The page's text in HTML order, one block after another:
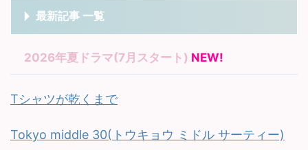
最新記事 一覧
2026年夏ドラマ(7月スタート) NEW!
Tシャツが乾くまで
Tokyo middle 30(トウキョウ ミドル サーティー)